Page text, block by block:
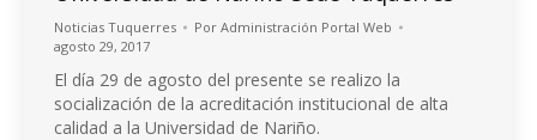
Noticias Tuquerres Por Administración Portal Web
agosto 29, 2017
El día 29 de agosto del presente se realizo la
socialización de la acreditación institucional de alta
calidad a la Universidad de Nariño.